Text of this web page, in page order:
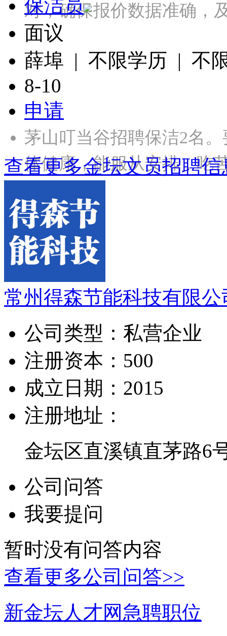
对，确保报价数据准确
保洁员
面议
薛埠 | 不限学历 | 不
8-10
申请
茅山叮当谷招聘保洁2名
体健康，能服从安排，
查看更多金坛文员招聘信
常州得森节能科技有限公
公司类型： 私营企业
注册资本： 500
成立日期： 2015
注册地址：
金坛区直溪镇直茅路6
公司问答
我要提问
暂时没有问答内容
查看更多公司问答>>
新金坛人才网急聘职位